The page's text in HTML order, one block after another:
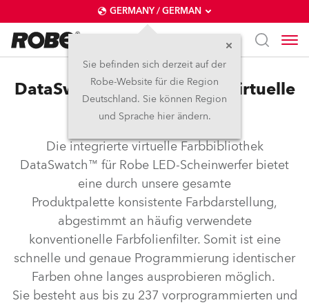
GERMANY / GERMAN
Sie befinden sich derzeit auf der
Robe-Website für die Region
Deutschland. Sie können Region
und Sprache hier ändern.
DataSwatch™ – integrierte virtuelle
Farbbibliothek
Die integrierte virtuelle Farbbibliothek
DataSwatch™ für Robe LED-Scheinwerfer bietet
eine durch unsere gesamte
Produktpalette konsistente Farbdarstellung,
abgestimmt an häufig verwendete
konventionelle Farbfolienfilter. Somit ist eine
schnelle und genaue Programmierung identischer
Farben ohne langes ausprobieren möglich.
Sie besteht aus bis zu 237 vorprogrammierten und